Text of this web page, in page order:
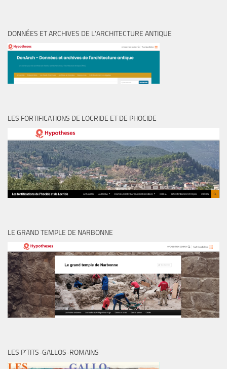
DONNÉES ET ARCHIVES DE L’ARCHITECTURE ANTIQUE
LES FORTIFICATIONS DE LOCRIDE ET DE PHOCIDE
LE GRAND TEMPLE DE NARBONNE
LES P’TITS-GALLOS-ROMAINS